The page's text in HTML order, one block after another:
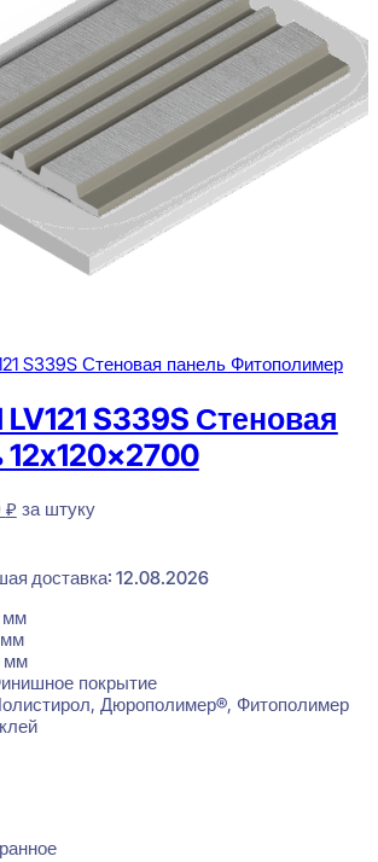
S339S Стеновая
12x120x2700
₽.
₽Текущая
за штуку
доставка: 12.08.2026
мм
мм
мм
покрытие
Дюрополимер®, Фитополимер